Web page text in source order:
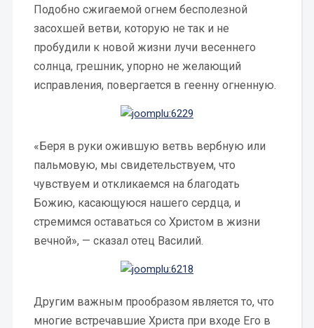
Подобно сжигаемой огнем бесполезной
засохшей ветви, которую не так и не
пробудили к новой жизни лучи весеннего
солнца, грешник, упорно не желающий
исправления, повергается в геенну огненную.
«Беря в руки ожившую ветвь вербную или
пальмовую, мы свидетельствуем, что
чувствуем и откликаемся на благодать
Божию, касающуюся нашего сердца, и
стремимся оставаться со Христом в жизни
вечной», — сказал отец Василий.
Другим важным прообразом является то, что
многие встречавшие Христа при входе Его в